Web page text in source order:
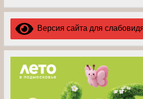
Версия сайта для